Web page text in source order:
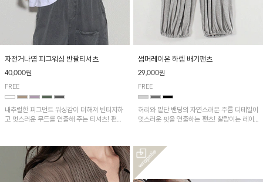
자전거나염 피그워싱 반팔티셔츠
40,000원
FREE
내추럴한 피그먼트 워싱감이 더해져 빈티지하
고 멋스러운 무드를 연출해 주는 티셔츠! 편안
썸머레이온 하렘 배기팬츠
29,000원
FREE
허리와 밑단 밴딩의 자연스러운 주름 디테일이
멋스러운 핏을 연출하는 팬츠! 찰랑이는 레이
기기 좋은 아이템입니다~